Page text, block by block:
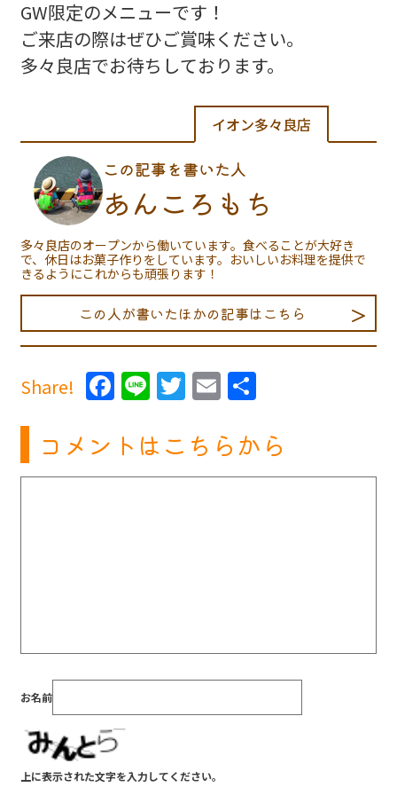
GW限定のメニューです！
ご来店の際はぜひご賞味ください。
多々良店でお待ちしております。
イオン多々良店
この記事を書いた人
あんころもち
多々良店のオープンから働いています。食べることが大好き
で、休日はお菓子作りをしています。おいしいお料理を提供で
きるようにこれからも頑張ります！
この人が書いたほかの記事はこちら
Share! Facebook
LineTwitter
Email
コメントはこちらから
お名前
上に表示された文字を入力してください。